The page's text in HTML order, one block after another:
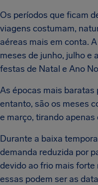
Os períodos que ficam
viagens costumam,
aéreas mais em conta.
meses de junho, julho e
festas de Natal e Ano
As épocas mais baratas
entanto, são os meses
e março, tirando
Durante a baixa
demanda reduzida por
devido ao frio mais
essas podem ser as